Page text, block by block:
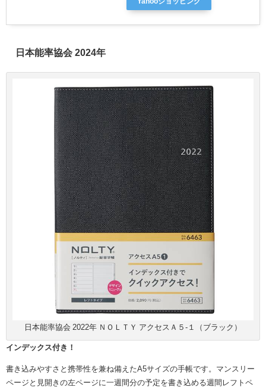
日本能率協会 2024年
日本能率協会 2022年 ＮＯＬＴＹ アクセスＡ５-１（ブラック）
インデックス付き！
書き込みやすさと携帯性を兼ね備えたA5サイズの手帳です。マンスリー
ページと見開きの左ページに一週間分の予定を書き込める週間レフトペ